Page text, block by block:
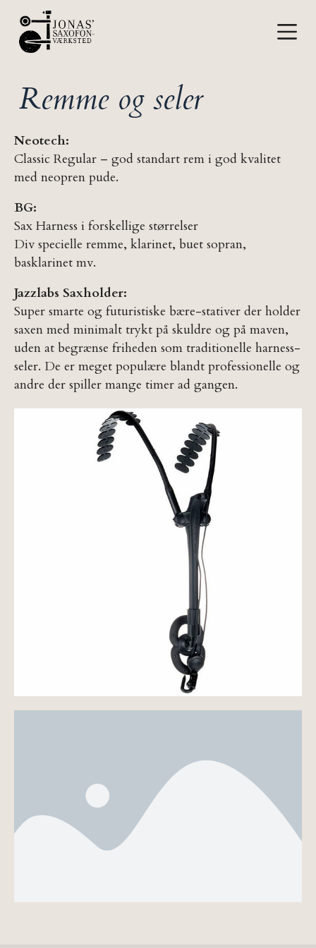
S
k
o
o
n
t
e
n
t
Remme og seler
Neotech:
Classic Regular – god standart rem i god kvalitet
med neopren pude.
BG:
Sax Harness i forskellige størrelser
Div specielle remme, klarinet, buet sopran,
basklarinet mv.
Jazzlabs Saxholder:
Super smarte og futuristiske bære-stativer der holder
saxen med minimalt trykt på skuldre og på maven,
uden at begrænse friheden som traditionelle harness-
seler. De er meget populære blandt professionelle og
andre der spiller mange timer ad gangen.